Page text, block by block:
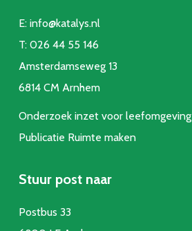
E: info@katalys.nl
T: 026 44 55 146
Amsterdamseweg 13
6814 CM Arnhem
Onderzoek inzet voor leefomgeving
Publicatie Ruimte maken
Stuur post naar
Postbus 33